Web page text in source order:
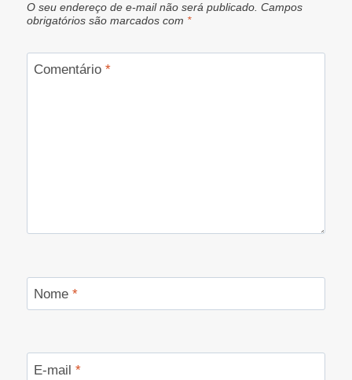
O seu endereço de e-mail não será publicado. Campos
obrigatórios são marcados com *
Comentário *
Nome *
E-mail *